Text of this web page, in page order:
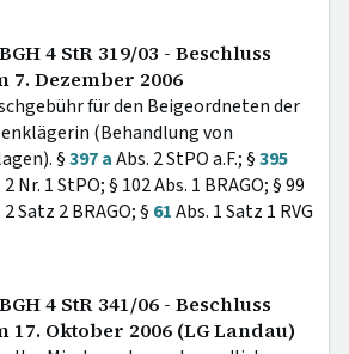
4 StR 319/03 - Beschluss
7. Dezember 2006
für den Beigeordneten der
(Behandlung von
§397 aAbs. 2 StPO a.F.; §395
2 Nr. 1 StPO; § 102 Abs. 1 BRAGO; § 99
2 Satz 2 BRAGO; § 61Abs. 1 Satz 1 RVG
4 StR 341/06 - Beschluss
17. Oktober 2006 (LG Landau)